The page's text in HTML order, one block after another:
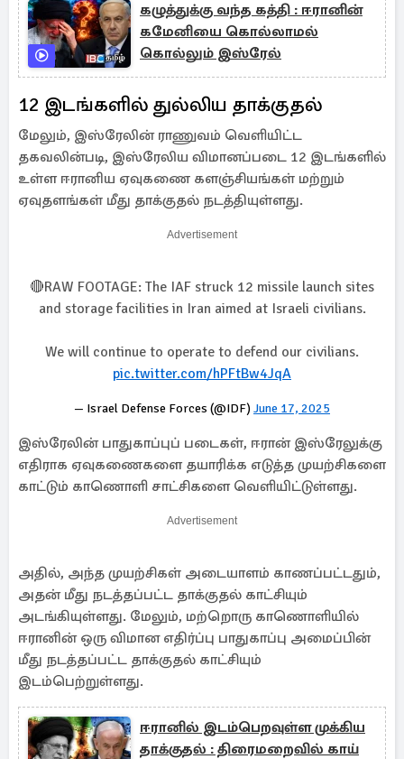
கழுத்துக்கு வந்த கத்தி : ஈரானின்
கமேனியை கொல்லாமல்
கொல்லும் இஸ்ரேல்
12 இடங்களில் துல்லிய தாக்குதல்
மேலும், இஸ்ரேலின் ராணுவம் வெளியிட்ட
தகவலின்படி, இஸ்ரேலிய விமானப்படை 12 இடங்களில்
உள்ள ஈரானிய ஏவுகணை களஞ்சியங்கள் மற்றும்
ஏவுதளங்கள் மீது தாக்குதல் நடத்தியுள்ளது.
Advertisement
🔴RAW FOOTAGE: The IAF struck 12 missile launch sites
and storage facilities in Iran aimed at Israeli civilians.
We will continue to operate to defend our civilians.
pic.twitter.com/hPFtBw4JqA
— Israel Defense Forces (@IDF) June 17, 2025
இஸ்ரேலின் பாதுகாப்புப் படைகள், ஈரான் இஸ்ரேலுக்கு
எதிராக ஏவுகணைகளை தயாரிக்க எடுத்த முயற்சிகளை
காட்டும் காணொளி சாட்சிகளை வெளியிட்டுள்ளது.
Advertisement
அதில், அந்த முயற்சிகள் அடையாளம் காணப்பட்டதும்,
அதன் மீது நடத்தப்பட்ட தாக்குதல் காட்சியும்
அடங்கியுள்ளது. மேலும், மற்றொரு காணொளியில்
ஈரானின் ஒரு விமான எதிர்ப்பு பாதுகாப்பு அமைப்பின்
மீது நடத்தப்பட்ட தாக்குதல் காட்சியும்
இடம்பெற்றுள்ளது.
ஈரானில் இடம்பெறவுள்ள முக்கிய
தாக்குதல் : திரைமறைவில் காய்